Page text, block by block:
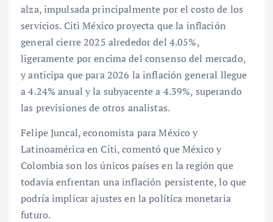
alza, impulsada principalmente por el costo de los
servicios. Citi México proyecta que la inflación
general cierre 2025 alrededor del 4.05%,
ligeramente por encima del consenso del mercado,
y anticipa que para 2026 la inflación general llegue
a 4.24% anual y la subyacente a 4.39%, superando
las previsiones de otros analistas.
Felipe Juncal, economista para México y
Latinoamérica en Citi, comentó que México y
Colombia son los únicos países en la región que
todavía enfrentan una inflación persistente, lo que
podría implicar ajustes en la política monetaria
futuro.